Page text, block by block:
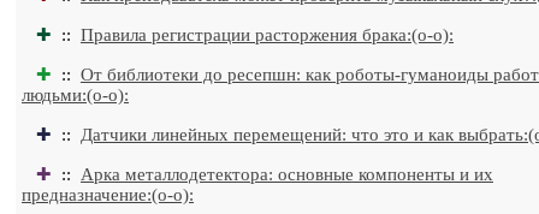
✚ :: Правила регистрации расторжения брака:(o-o):
✚ :: От библиотеки до ресепшн: как роботы-гуманоиды
людьми:(o-o):
✚ :: Датчики линейных перемещений: что это и как
✚ :: Арка металлодетектора: основные компоненты и их
предназначение:(o-o):